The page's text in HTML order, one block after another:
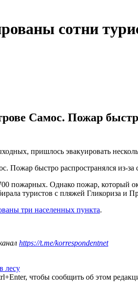
сотни
Самос. Пожар
пришлось эвакуировать
быстро распространялся из-за
пожарных. Однако пожар, который
туристов с пляжей Гликориза и
три населенных пункта.
https://t.me/korrespondentnet
лесу
чтобы сообщить об этом